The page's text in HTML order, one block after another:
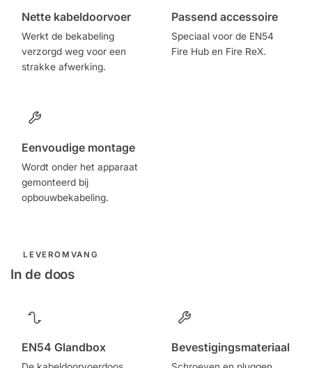
Nette kabeldoorvoer
Werkt de bekabeling
verzorgd weg voor een
strakke afwerking.
Passend accessoire
Speciaal voor de EN54
Fire Hub en Fire ReX.
Eenvoudige montage
Wordt onder het apparaat
gemonteerd bij
opbouwbekabeling.
LEVEROMVANG
In de doos
EN54 Glandbox Bevestigingsmateriaal